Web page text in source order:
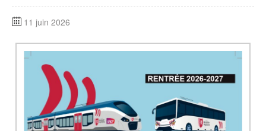
Écoles
Archives
Agenda 2026
11 juin 2026